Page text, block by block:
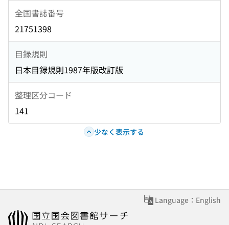
全国書誌番号
21751398
目録規則
日本目録規則1987年版改訂版
整理区分コード
141
少なく表示する
Language：English